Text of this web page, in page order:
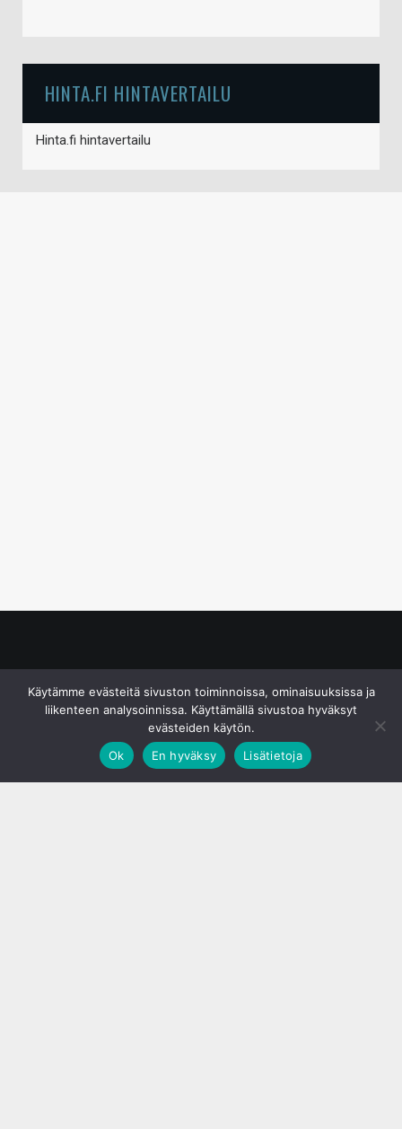
HINTA.FI HINTAVERTAILU
Hinta.fi hintavertailu
Käytämme evästeitä sivuston toiminnoissa, ominaisuuksissa ja
liikenteen analysoinnissa. Käyttämällä sivustoa hyväksyt
evästeiden käytön.
Ok
En hyväksy Lisätietoja